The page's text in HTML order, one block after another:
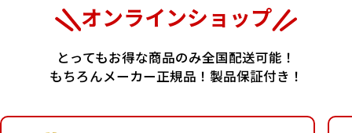
オンラインショップ
とってもお得な商品のみ全国配送可能！
もちろんメーカー正規品！製品保証付き！